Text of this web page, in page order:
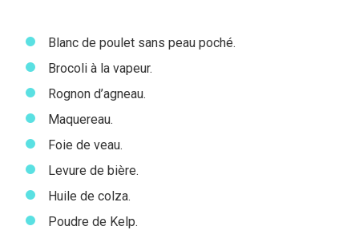
Blanc de poulet sans peau poché.
Brocoli à la vapeur.
Rognon d’agneau.
Maquereau.
Foie de veau.
Levure de bière.
Huile de colza.
Poudre de Kelp.